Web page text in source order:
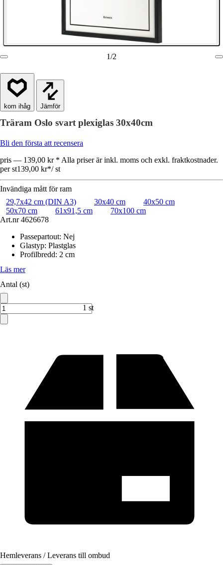
1/2
Jämför
Träram Oslo svart plexiglas 30x40cm
Bli den första att recensera
pris — 139,00 kr * Alla priser är inkl. moms och exkl. fraktkostnader.
per st139,00 kr*/ st
Invändiga mått för ram
29,7x42 cm (DIN A3)
30x40 cm
40x50 cm
50x70 cm
61x91,5 cm
70x100 cm
Art.nr 4626678
Passepartout: Nej
Glastyp: Plastglas
Profilbredd: 2 cm
Läs mer
Antal (st)
1 st
Hemleverans / Leverans till ombud